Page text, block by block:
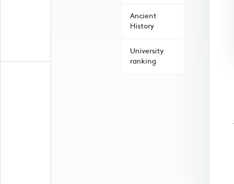
Ancient
History
University
ranking